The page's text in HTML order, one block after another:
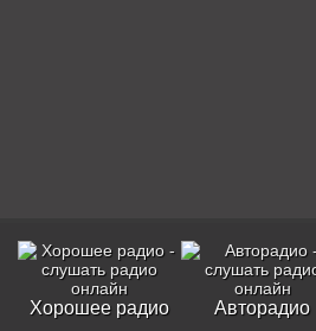
Хорошее радио Авторадио